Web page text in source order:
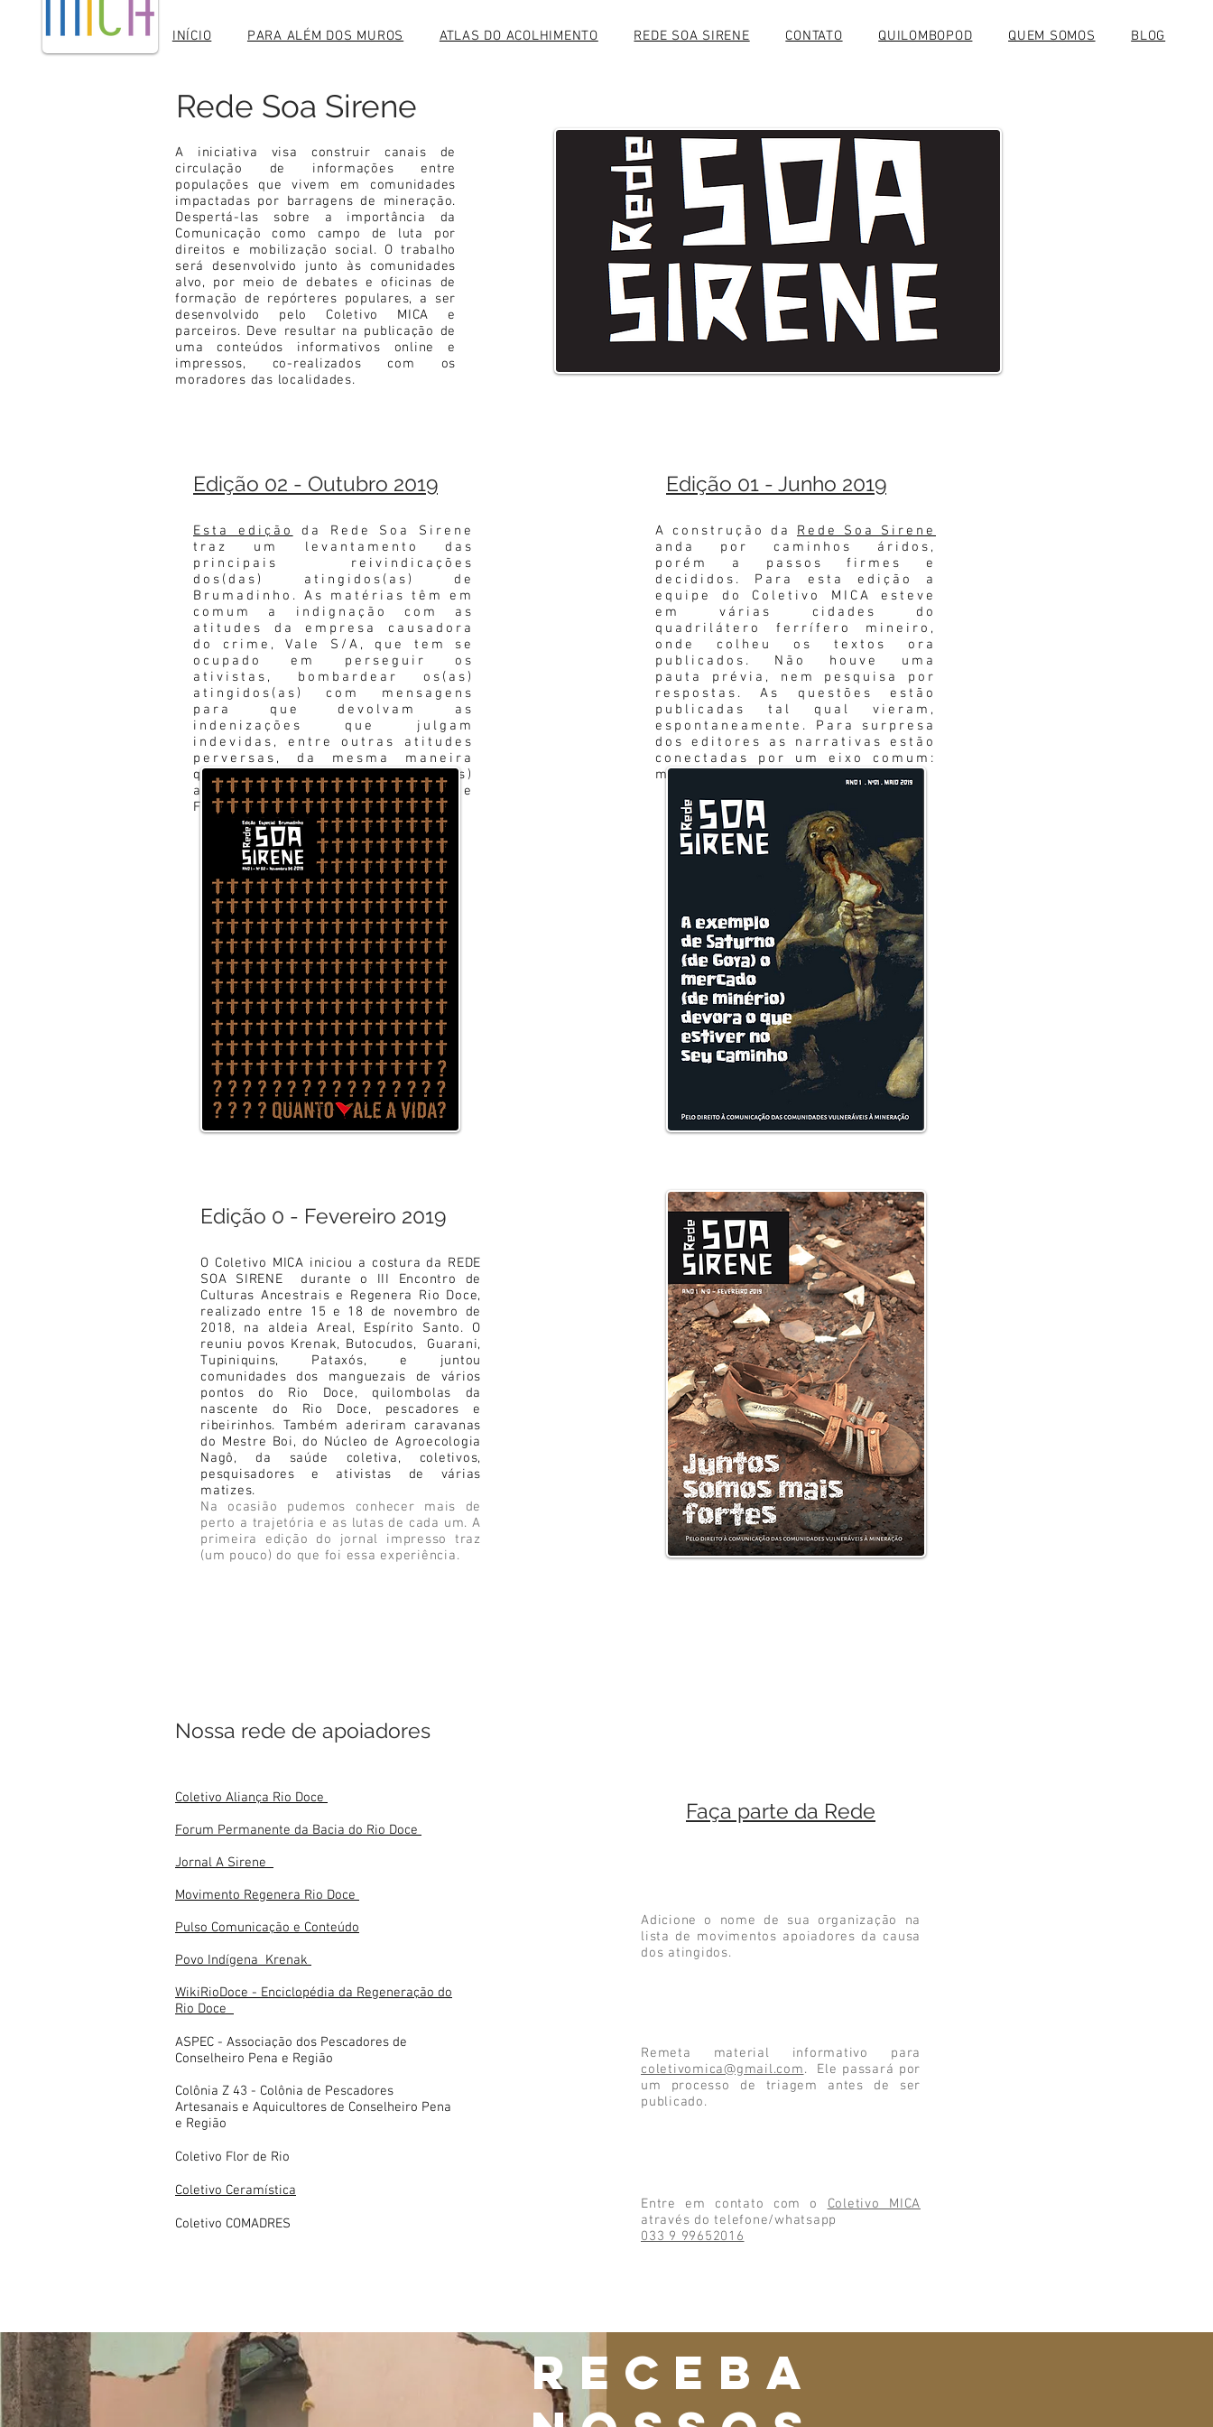
Rede Soa Sirene
A iniciativa visa construir canais de
circulação de informações entre
populações que vivem em comunidades
impactadas por barragens de mineração.
Despertá-las sobre a importância da
Comunicação como campo de luta por
direitos e mobilização social. O trabalho
será desenvolvido junto às comunidades
alvo, por meio de debates e oficinas de
formação de repórteres populares, a ser
desenvolvido pelo Coletivo MICA e
parceiros. Deve resultar na publicação de
uma conteúdos informativos online e
impressos, co-realizados com os
moradores das localidades.
Edição 02 - Outubro 2019
Esta edição
da Rede Soa Sirene
traz um levantamento das
principais reivindicações
dos(das) atingidos(as) de
Brumadinho. As matérias têm em
comum a indignação com as
atitudes da empresa causadora
do crime, Vale S/A, que tem se
ocupado em perseguir os
ativistas, bombardear os(as)
atingidos(as) com mensagens
para que devolvam as
indenizações que julgam
indevidas, entre outras atitudes
perversas, da mesma maneira
que vêm fazendo com os(as)
atingidos(as) pela barragem de
Fundão.Leia Mais
Edição 01 - Junho 2019
A construção da Rede Soa Sirene
anda por caminhos áridos,
porém a passos firmes e
decididos. Para esta edição a
equipe do Coletivo MICA esteve
em várias cidades do
quadrilátero ferrífero mineiro,
onde colheu os textos ora
publicados. Não houve uma
pauta prévia, nem pesquisa por
respostas. As questões estão
publicadas tal qual vieram,
espontaneamente. Para surpresa
dos editores as narrativas estão
conectadas por um eixo comum:
medo, dor e incertezas.
Edição 0 - Fevereiro 2019
O Coletivo MICA iniciou a costura da REDE
SOA SIRENE durante o III Encontro de
Culturas Ancestrais e Regenera Rio Doce,
realizado entre 15 e 18 de novembro de
2018, na aldeia Areal, Espírito Santo. O
reuniu povos Krenak, Butocudos, Guarani,
Tupiniquins, Pataxós, e juntou
comunidades dos manguezais de vários
pontos do Rio Doce, quilombolas da
nascente do Rio Doce, pescadores e
ribeirinhos. Também aderiram caravanas
do Mestre Boi, do Núcleo de Agroecologia
Nagô, da saúde coletiva, coletivos,
pesquisadores e ativistas de várias
matizes.
Na ocasião pudemos conhecer mais de
perto a trajetória e as lutas de cada um. A
primeira edição do jornal impresso traz
(um pouco) do que foi essa experiência.
Nossa rede de apoiadores
Coletivo Aliança Rio Doce
Forum Permanente da Bacia do Rio Doce
Jornal A Sirene
Movimento Regenera Rio Doce
Pulso Comunicação e Conteúdo
Povo Indígena Krenak
WikiRioDoce - Enciclopédia da Regeneração do
Rio Doce
ASPEC - Associação dos Pescadores de
Conselheiro Pena e Região
Colônia Z 43 - Colônia de Pescadores
Artesanais e Aquicultores de Conselheiro Pena
e Região
Coletivo Flor de Rio
Coletivo Ceramística
Coletivo COMADRES
Faça parte da Rede
Adicione o nome de sua organização na
lista de movimentos apoiadores da causa
dos atingidos.
Remeta material informativo para
coletivomica@gmail.com. Ele passará por
um processo de triagem antes de ser
publicado.
Entre em contato com o Coletivo MICA
através do telefone/whatsapp
033 9 99652016
Receba
INÍCIO PARA ALÉM DOS MUROS ATLAS DO ACOLHIMENTO REDE SOA SIRENE CONTATO QUILOMBOPOD QUEM SOMOS BLOG